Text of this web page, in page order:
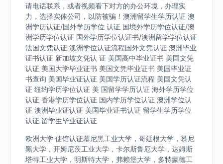
请电话联系，或者视频看下对方的办公环境，办理实
力，选择实体公司，以防被骗！澳洲留学生学历认证 澳
洲学历认证/国外学历学位 认证 国境外学历学位认证/澳
洲学历学位认证 国外学历学位认证书/澳洲留学学位认证
法国文凭认证 澳洲学位认证流程国外文凭认证 澳洲毕业
证书认证 新加坡文凭认 证 美国高中毕业证书 美国文凭
认证 美国大学毕业证书 美国文凭毕业证书 美国毕业证
书查询 美国毕业证认证 美国学历认证流程 美国文凭认
证 纽约学历学位认证 美 国留学学历认证 海外学历学位
认证 香港学历学位认证 国内学历学位认证 澳洲学位认
证 澳洲毕业证认证 美国毕业证书认证 留学生学历学位
认证 留学生毕业证认证
欧洲大学 使馆认证慕尼黑工业大学，哥廷根大学，慕尼
黑大学，开姆尼茨工业大学，卡尔斯鲁厄大学，达姆斯
塔特工业大学，明斯特大学，弗赖堡大学，多特蒙德工